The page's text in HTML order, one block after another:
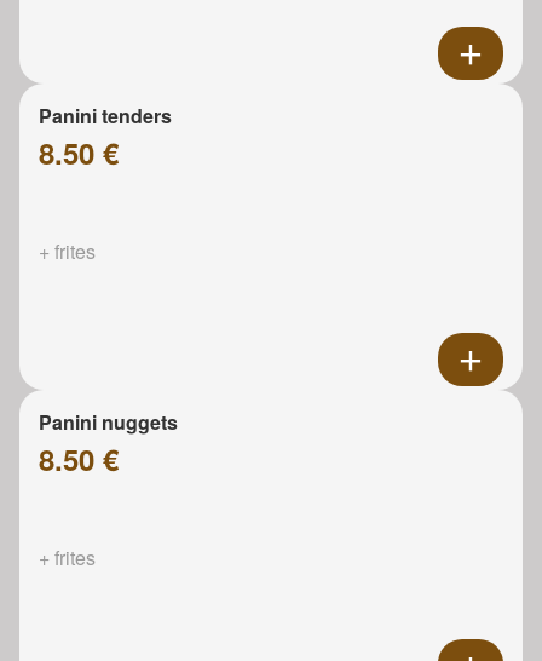
Panini tenders
8.50 €
+ frites
Panini nuggets
8.50 €
+ frites